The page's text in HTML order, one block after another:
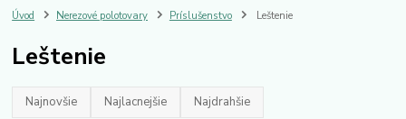
Úvod Nerezové polotovary Príslušenstvo Leštenie
Leštenie
Najnovšie Najlacnejšie Najdrahšie